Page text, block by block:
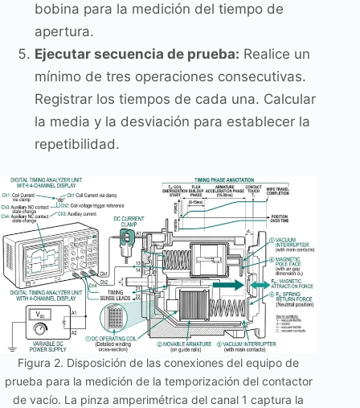
bobina para la medición del tiempo de
apertura.
Ejecutar secuencia de prueba: Realice un
mínimo de tres operaciones consecutivas.
Registrar los tiempos de cada una. Calcular
la media y la desviación para establecer la
repetibilidad.
Figura 2. Disposición de las conexiones del equipo de
prueba para la medición de la temporización del contactor
de vacío. La pinza amperimétrica del canal 1 captura la